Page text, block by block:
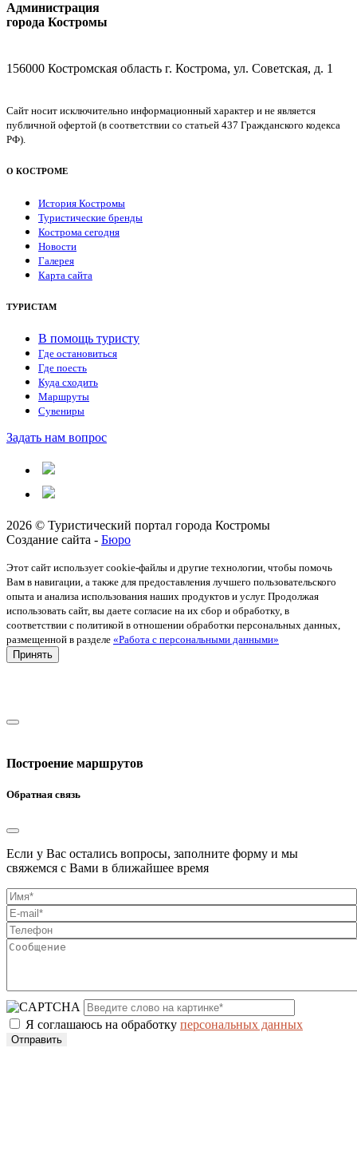
Администрация
города Костромы
156000 Костромская область г. Кострома, ул. Советская, д. 1
Сайт носит исключительно информационный характер и не является
публичной офертой (в соответствии со статьей 437 Гражданского кодекса
РФ).
О КОСТРОМЕ
История Костромы
Туристические бренды
Кострома сегодня
Новости
Галерея
Карта сайта
ТУРИСТАМ
В помощь туристу
Где остановиться
Где поесть
Куда сходить
Маршруты
Сувениры
Задать нам вопрос
2026 © Туристический портал города Костромы
Создание сайта - Бюро
Этот сайт использует cookie-файлы и другие технологии, чтобы помочь
Вам в навигации, а также для предоставления лучшего пользовательского
опыта и анализа использования наших продуктов и услуг. Продолжая
использовать сайт, вы даете согласие на их сбор и обработку, в
соответствии с политикой в отношении обработки персональных данных,
размещенной в разделе «Работа с персональными данными»
Принять
Построение маршрутов
Обратная связь
Если у Вас остались вопросы, заполните форму и мы
свяжемся с Вами в ближайшее время
Я соглашаюсь на обработку персональных данных